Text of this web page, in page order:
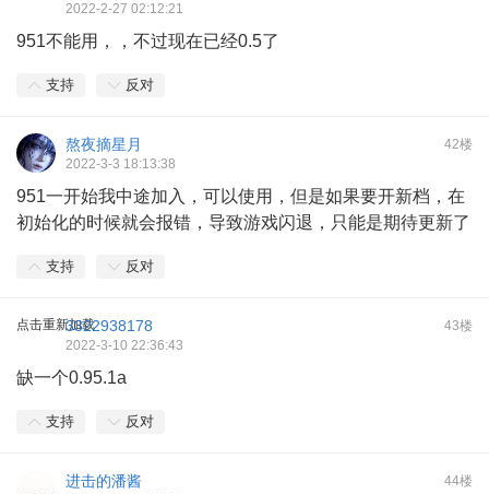
2022-2-27 02:12:21
951不能用，，不过现在已经0.5了
支持 反对
42楼
熬夜摘星月
2022-3-3 18:13:38
951一开始我中途加入，可以使用，但是如果要开新档，在
初始化的时候就会报错，导致游戏闪退，只能是期待更新了
支持 反对
点击重新加载 43楼
3322938178
2022-3-10 22:36:43
缺一个0.95.1a
支持 反对
44楼
进击的潘酱